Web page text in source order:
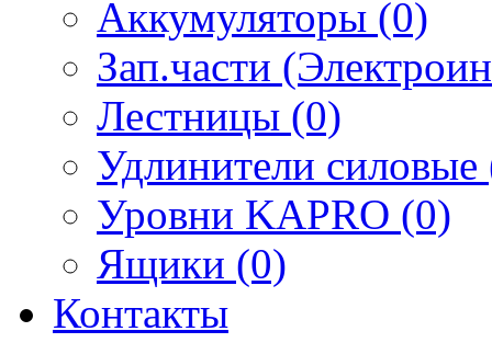
Аккумуляторы (0)
Зап.части
Лестницы (0)
Удлинители силовые
Уровни KAPRO (0)
Ящики (0)
Контакты